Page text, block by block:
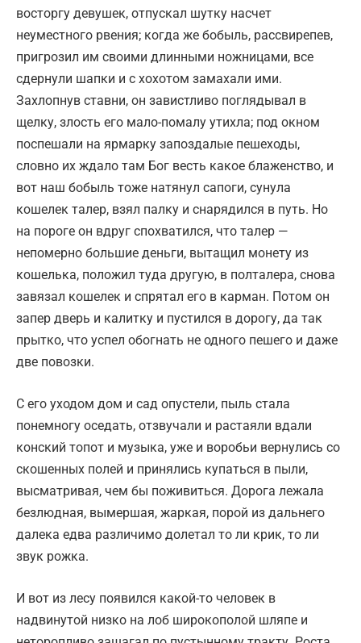
восторгу девушек, отпускал шутку насчет
неуместного рвения; когда же бобыль, рассвирепев,
пригрозил им своими длинными ножницами, все
сдернули шапки и с хохотом замахали ими.
Захлопнув ставни, он завистливо поглядывал в
щелку, злость его мало-помалу утихла; под окном
поспешали на ярмарку запоздалые пешеходы,
словно их ждало там Бог весть какое блаженство, и
вот наш бобыль тоже натянул сапоги, сунула
кошелек талер, взял палку и снарядился в путь. Но
на пороге он вдруг спохватился, что талер —
непомерно большие деньги, вытащил монету из
кошелька, положил туда другую, в полталера, снова
завязал кошелек и спрятал его в карман. Потом он
запер дверь и калитку и пустился в дорогу, да так
прытко, что успел обогнать не одного пешего и даже
две повозки.
С его уходом дом и сад опустели, пыль стала
понемногу оседать, отзвучали и растаяли вдали
конский топот и музыка, уже и воробьи вернулись со
скошенных полей и принялись купаться в пыли,
высматривая, чем бы поживиться. Дорога лежала
безлюдная, вымершая, жаркая, порой из дальнего
далека едва различимо долетал то ли крик, то ли
звук рожка.
И вот из лесу появился какой-то человек в
надвинутой низко на лоб широкополой шляпе и